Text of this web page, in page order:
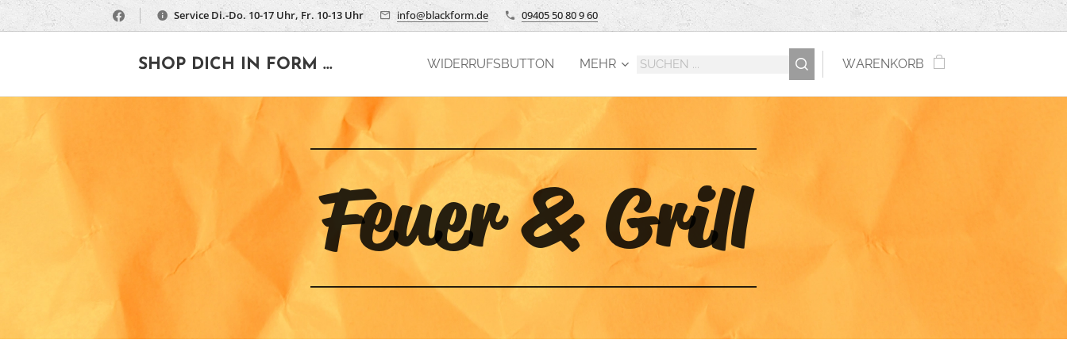
Service Di.-Do. 10-17 Uhr, Fr. 10-13 Uhr info@blackform.de 09405 50 80 9 60
SHOP DICH IN FORM ... WIDERRUFSBUTTON MEHR WARENKORB
Feuer & Grill